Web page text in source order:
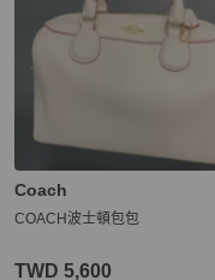
Coach
COACH波士頓包包
TWD 5,600